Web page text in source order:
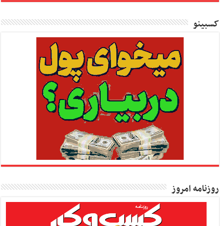
کسبینو
روزنامه امروز